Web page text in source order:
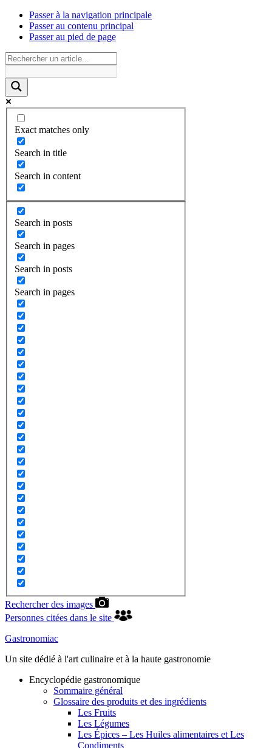
Passer à la navigation principale
Passer au contenu principal
Passer au pied de page
Exact matches only
Search in title
Search in content
Search in posts
Search in pages
Search in posts
Search in pages
Rechercher des images
Personnes citées dans le site
Gastronomiac
Un site dédié à l'art culinaire et à la haute gastronomie
Encyclopédie gastronomique
Sommaire général
Glossaire des produits et des ingrédients
Les Fruits
Les Légumes
Les Épices – Les Huiles alimentaires et Les
Condiments